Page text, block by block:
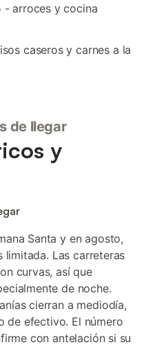
arroces y cocina
caseros y carnes a la
de llegar
y
Santa y en agosto,
Las carreteras
curvas, así que
de noche.
cierran a mediodía,
de efectivo. El número
con antelación si su